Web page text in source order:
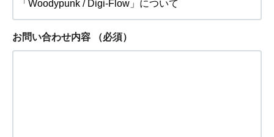
お問い合わせ内容 （必須）